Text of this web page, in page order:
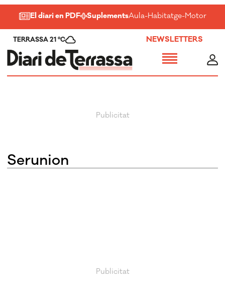
El diari en PDF SuplementsAula-Habitatge-Motor-
TERRASSA 21 ºC NEWSLETTERS
Serunion